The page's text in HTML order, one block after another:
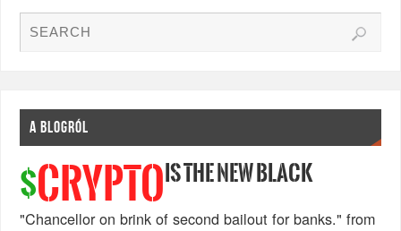
A BLOGRÓL
$CRYPTO IS THE NEW BLACK
"Chancellor on brink of second bailout for banks." from